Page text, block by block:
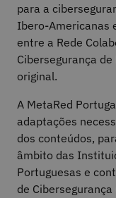
para a
Ibero-Americanas
entre a Rede
Cibersegurança
original.
A MetaRed
adaptações
dos conteúdos,
âmbito das
Portuguesas e
de Cibersegurança